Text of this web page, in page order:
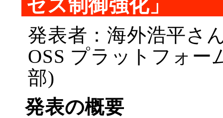
セス制御強化」
発表者：海外浩平さ
OSS プラットフォー
部)
発表の概要